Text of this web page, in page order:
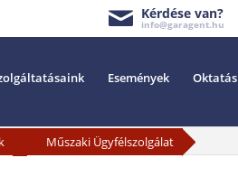
Kérdése van?
info@garagent.hu
Események Oktatás
Műszaki Ügyfélszolgálat